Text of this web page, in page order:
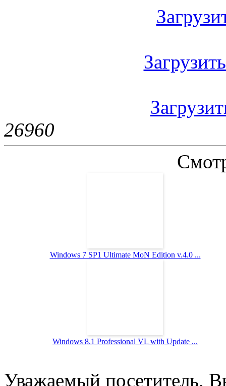
26960
Windows 7 SP1 Ultimate MoN Edition v.4.0 ...
Windows 8.1 Professional VL with Update ...
Уважаемый посетитель,